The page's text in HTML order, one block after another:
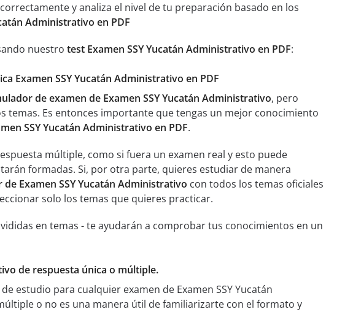
y analiza el nivel de tu preparación basado en los
Administrativo en PDF
nuestro test Examen SSY Yucatán Administrativo en PDF:
Examen SSY Yucatán Administrativo en PDF
de examen de Examen SSY Yucatán Administrativo, pero
Es entonces importante que tengas un mejor conocimiento
SSY Yucatán Administrativo en PDF.
múltiple, como si fuera un examen real y esto puede
formadas. Si, por otra parte, quieres estudiar de manera
Examen SSY Yucatán Administrativo con todos los temas oficiales
solo los temas que quieres practicar.
en temas - te ayudarán a comprobar tus conocimientos en un
de respuesta única o múltiple.
estudio para cualquier examen de Examen SSY Yucatán
o no es una manera útil de familiarizarte con el formato y